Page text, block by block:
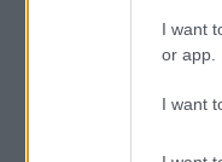
I want
or app.
I want
A Magyar
növekedés
eltulajdonított